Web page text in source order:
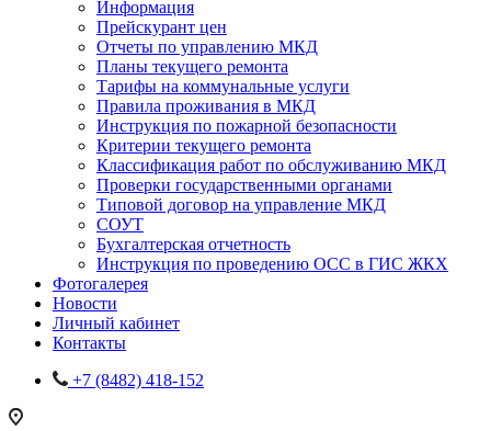
Информация
Прейскурант цен
Отчеты по управлению МКД
Планы текущего ремонта
Тарифы на коммунальные услуги
Правила проживания в МКД
Инструкция по пожарной безопасности
Критерии текущего ремонта
Классификация работ по обслуживанию МКД
Проверки государственными органами
Типовой договор на управление МКД
СОУТ
Бухгалтерская отчетность
Инструкция по проведению ОСС в ГИС ЖКХ
Фотогалерея
Новости
Личный кабинет
Контакты
+7 (8482) 418-152